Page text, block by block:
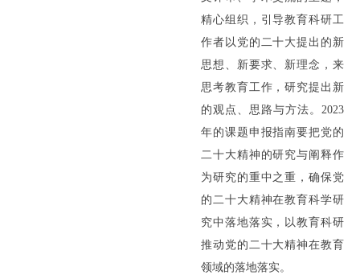
精心组织，引导教育科研工
作者以党的二十大提出的新
思想、新要求、新理念，来
思考教育工作，研究提出新
的观点、思路与方法。2023
年的课题申报指南要把党的
二十大精神的研究与阐释作
为研究的重中之重，确保党
的二十大精神在教育科学研
究中落地落实，以教育科研
推动党的二十大精神在教育
领域的落地落实。